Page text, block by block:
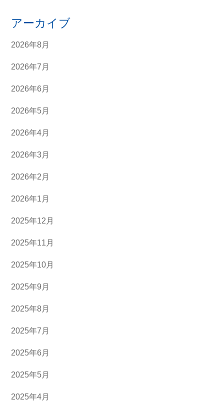
アーカイブ
2026年8月
2026年7月
2026年6月
2026年5月
2026年4月
2026年3月
2026年2月
2026年1月
2025年12月
2025年11月
2025年10月
2025年9月
2025年8月
2025年7月
2025年6月
2025年5月
2025年4月